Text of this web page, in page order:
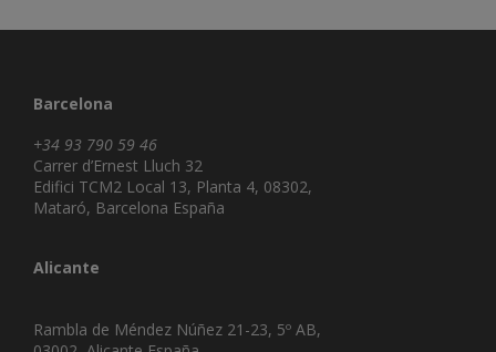
Barcelona
+34 93 790 59 46
Carrer d’Ernest Lluch 32
Edifici TCM2 Local 13, Planta 4, 08302,
Mataró, Barcelona España
Alicante
Rambla de Méndez Núñez 21-23, 5º AB,